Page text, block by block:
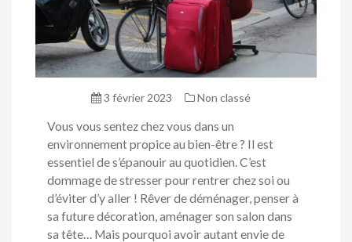
3 février 2023 Non classé
Vous vous sentez chez vous dans un
environnement propice au bien-être ? Il est
essentiel de s’épanouir au quotidien. C’est
dommage de stresser pour rentrer chez soi ou
d’éviter d’y aller ! Rêver de déménager, penser à
sa future décoration, aménager son salon dans
sa tête… Mais pourquoi avoir autant envie de